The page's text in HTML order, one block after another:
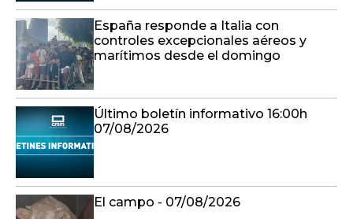
España responde a Italia con
controles excepcionales aéreos y
marítimos desde el domingo
Último boletín informativo 16:00h
07/08/2026
El campo - 07/08/2026